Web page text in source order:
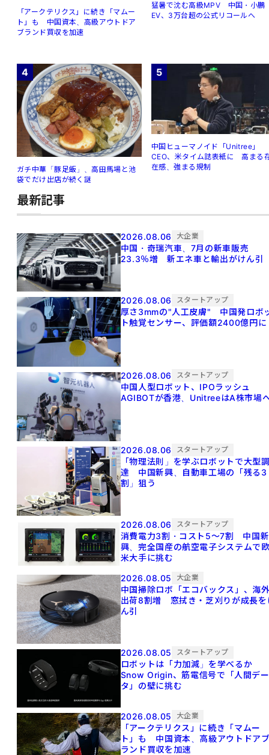
「アークテリクス」に続き「マムー
ト」も 中国資本、高級アウトドア
ブランド買収を加速
猛暑で沈む高級MPV 中国・小鵬
EV、3万台超の公式リコールへ
4
ガチ中華「豚足飯」、高田馬場と池
袋でだけ出店が続く謎
5
中国ヒューマノイド「Unitree」
CEO、米タイム誌表紙に 高まる
在感、強まる規制
最新記事
2026.08.06 大企業
中国・奇瑞汽車、7月の新車販売
23.3％増 新エネ車と輸出がけん引
2026.08.06 スタートアップ
厚さ3mmの"人工皮膚" 中国発ロボ
ト触覚センサー、評価額2400億円に
2026.08.06 スタートアップ
中国人型ロボット、IPOラッシュ
AGIBOTが香港、UnitreeはA株市場
2026.08.06 スタートアップ
「物理法則」を学ぶロボットで大型
達 中国新興、自動車工場の「残る3
割」狙う
2026.08.06 スタートアップ
消費電力3割・コスト5〜7割 中国新
興、完全国産の航空電子システムで
米大手に挑む
2026.08.05
大企業
中国掃除ロボ「エコバックス」、海
出荷8割増 窓拭き・芝刈りが成長を
ん引
2026.08.05 スタートアップ
ロボットは「力加減」を学べるか
Snow Origin、筋電信号で「人間デー
タ」の壁に挑む
2026.08.05 大企業
「アークテリクス」に続き「マムー
ト」も 中国資本、高級アウトドア
ランド買収を加速